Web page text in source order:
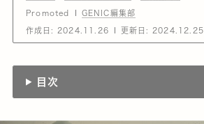
Promoted GENIC編集部
作成日: 2024.11.26 更新日: 2024.12.25
目次